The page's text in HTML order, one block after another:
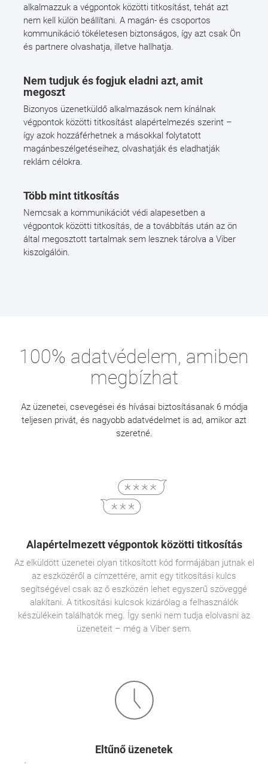
alkalmazzuk a végpontok közötti titkosítást, tehát azt
nem kell külön beállítani. A magán- és csoportos
kommunikáció tökéletesen biztonságos, így azt csak Ön
és partnere olvashatja, illetve hallhatja.
Nem tudjuk és fogjuk eladni azt, amit
megoszt
Bizonyos üzenetküldő alkalmazások nem kínálnak
végpontok közötti titkosítást alapértelmezés szerint –
így azok hozzáférhetnek a másokkal folytatott
magánbeszélgetéseihez, olvashatják és eladhatják
reklám célokra.
Több mint titkosítás
Nemcsak a kommunikációt védi alapesetben a
végpontok közötti titkosítás, de a továbbítás után az ön
által megosztott tartalmak sem lesznek tárolva a Viber
kiszolgálóin.
100% adatvédelem, amiben
megbízhat
Az üzenetei, csevegései és hívásai biztosításanak 6 módja
teljesen privát, és nagyobb adatvédelmet is ad, amikor azt
szeretné.
Alapértelmezett végpontok közötti titkosítás
Az elküldött üzenetei olyan titkosított kód formájában jutnak el
az eszközéről a címzettére, amit egy titkosítási kulcs
segítségével csak az ő eszközén lehet egyszerű szöveggé
alakítani. A titkosítási kulcsok kizárólag a felhasználók
készülékein találhatók meg. Így senki nem tudja elolvasni az
üzeneteit – még a Viber sem.
Eltűnő üzenetek